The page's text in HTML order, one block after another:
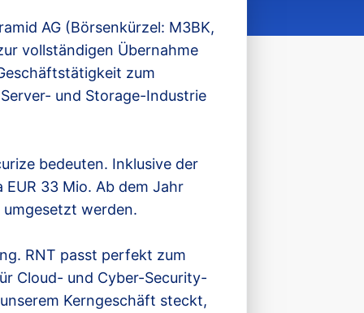
AG (Börsenkürzel: M3BK,
vollständigen Übernahme
zum
und Storage-Industrie
bedeuten. Inklusive der
33 Mio. Ab dem Jahr
umgesetzt werden.
RNT passt perfekt zum
Cloud- und Cyber-Security-
Kerngeschäft steckt,